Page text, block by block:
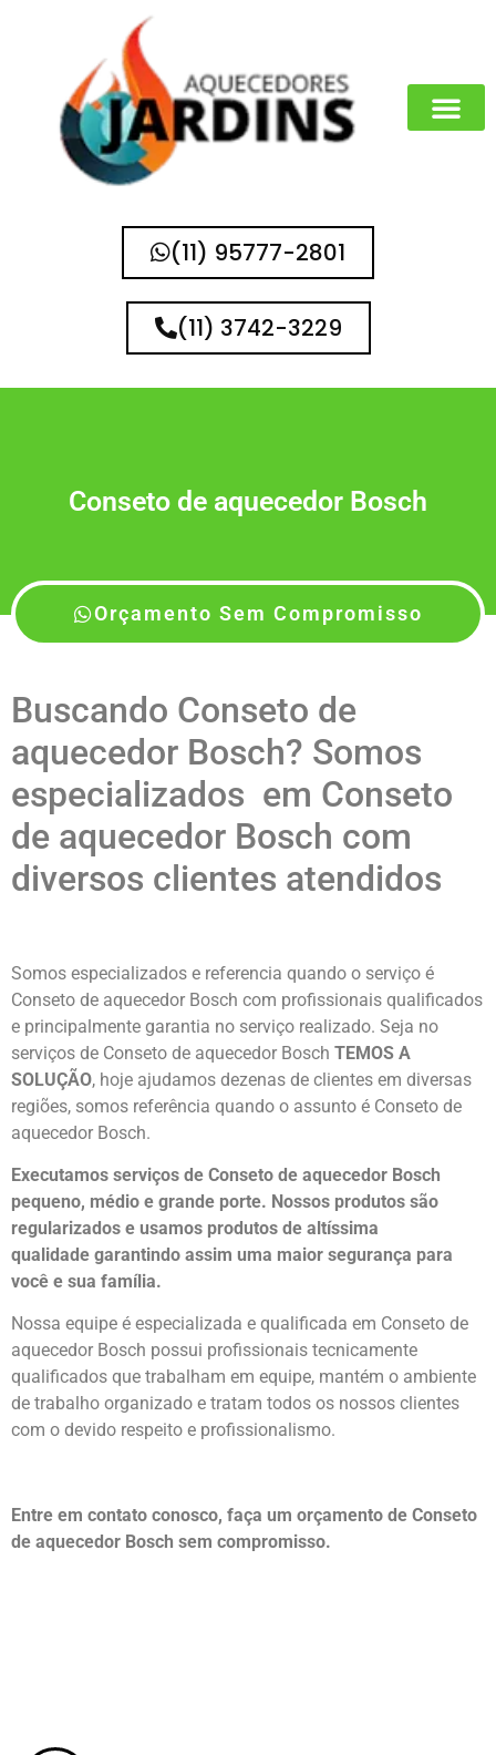
(11) 95777-2801
(11) 3742-3229
Conseto de aquecedor Bosch
Orçamento Sem Compromisso
Buscando Conseto de
aquecedor Bosch? Somos
especializados em Conseto
de aquecedor Bosch com
diversos clientes atendidos
Somos especializados e referencia quando o serviço é
Conseto de aquecedor Bosch com profissionais qualificados
e principalmente garantia no serviço realizado. Seja no
serviços de Conseto de aquecedor Bosch TEMOS A
SOLUÇÃO, hoje ajudamos dezenas de clientes em diversas
regiões, somos referência quando o assunto é Conseto de
aquecedor Bosch.
Executamos serviços de Conseto de aquecedor Bosch
pequeno, médio e grande porte. Nossos produtos são
regularizados e usamos produtos de altíssima
qualidade garantindo assim uma maior segurança para
você e sua família.
Nossa equipe é especializada e qualificada em Conseto de
aquecedor Bosch possui profissionais tecnicamente
qualificados que trabalham em equipe, mantém o ambiente
de trabalho organizado e tratam todos os nossos clientes
com o devido respeito e profissionalismo.
Entre em contato conosco, faça um orçamento de Conseto
de aquecedor Bosch sem compromisso.